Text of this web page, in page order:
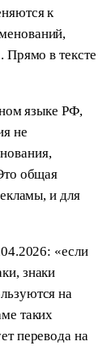
к
Прямо в тексте
языке РФ,
не
общая
и для
«если
знаки
на
таких
перевода на